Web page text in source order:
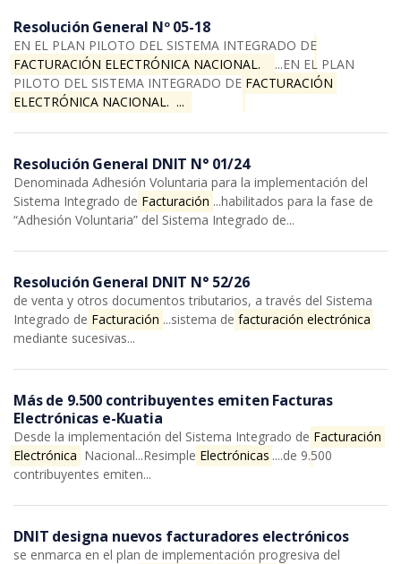
Resolución General Nº 05-18
EN EL PLAN PILOTO DEL SISTEMA INTEGRADO DE
FACTURACIÓN ELECTRÓNICA NACIONAL.
...EN EL PLAN
PILOTO DEL SISTEMA INTEGRADO DE FACTURACIÓN
ELECTRÓNICA NACIONAL.  ...
Resolución General DNIT N° 01/24
Denominada Adhesión Voluntaria para la implementación del
Sistema Integrado de Facturación ...habilitados para la fase de
“Adhesión Voluntaria” del Sistema Integrado de...
Resolución General DNIT N° 52/26
de venta y otros documentos tributarios, a través del Sistema
Integrado de Facturación ...sistema de facturación electrónica
mediante sucesivas...
Más de 9.500 contribuyentes emiten Facturas
Electrónicas e-Kuatia
Desde la implementación del Sistema Integrado de Facturación
Electrónica Nacional...Resimple Electrónicas ....de 9.500
contribuyentes emiten...
DNIT designa nuevos facturadores electrónicos
se enmarca en el plan de implementación progresiva del